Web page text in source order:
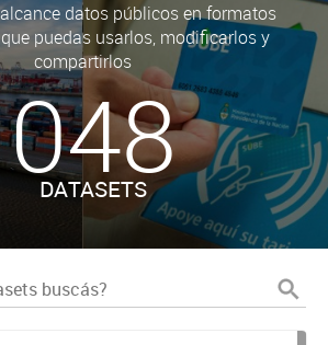
datos públicos en formatos
puedas usarlos, modificarlos y
compartirlos
048
DATASETS